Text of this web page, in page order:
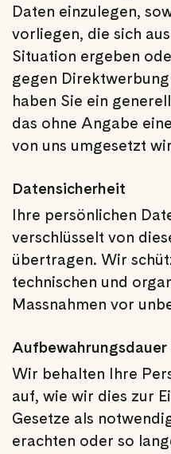
Daten einzulegen,
vorliegen, die sich
Situation ergeben
gegen
haben Sie ein
das ohne Angabe
von uns umgesetzt
Datensicherheit
Ihre persönlichen
verschlüsselt von
übertragen. Wir
technischen und
Massnahmen vor
Aufbewahrungsdauer
Wir behalten Ihre
auf, wie wir dies zur
Gesetze als
erachten oder so